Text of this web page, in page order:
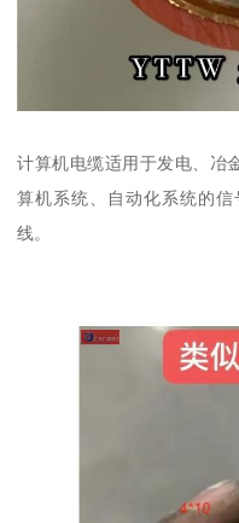
计算机电缆适用于发电、冶
算机系统、自动化系统的
线。